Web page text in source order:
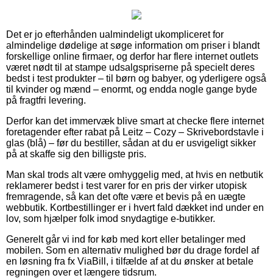
Det er jo efterhånden ualmindeligt ukompliceret for
almindelige dødelige at søge information om priser i blandt
forskellige online firmaer, og derfor har flere internet outlets
været nødt til at stampe udsalgspriserne på specielt deres
bedst i test produkter – til børn og babyer, og yderligere også
til kvinder og mænd – enormt, og endda nogle gange byde
på fragtfri levering.
Derfor kan det immervæk blive smart at checke flere internet
foretagender efter rabat på Leitz – Cozy – Skrivebordstavle i
glas (blå) – før du bestiller, sådan at du er usvigeligt sikker
på at skaffe sig den billigste pris.
Man skal trods alt være omhyggelig med, at hvis en netbutik
reklamerer bedst i test varer for en pris der virker utopisk
fremragende, så kan det ofte være et bevis på en uægte
webbutik. Kortbestillinger er i hvert fald dækket ind under en
lov, som hjælper folk imod snydagtige e-butikker.
Generelt går vi ind for køb med kort eller betalinger med
mobilen. Som en alternativ mulighed bør du drage fordel af
en løsning fra fx ViaBill, i tilfælde af at du ønsker at betale
regningen over et længere tidsrum.